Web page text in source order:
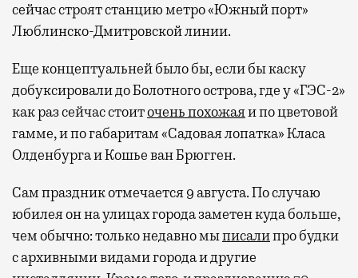
сейчас строят станцию метро «Южный порт»
Люблинско-Дмитровской линии.
Еще концептуальней было бы, если бы каску
добуксировали до Болотного острова, где у «ГЭС-2»
как раз сейчас стоиточень похожаяи по цветовой
гамме, и по габаритам «Садовая лопатка» Класа
Олденбурга и Кошье ван Брюгген.
Сам праздник отмечается 9 августа. По случаю
юбилея он на улицах города заметен куда больше,
чем обычно: только недавно мыписалипро будки
с архивными видами города и другие